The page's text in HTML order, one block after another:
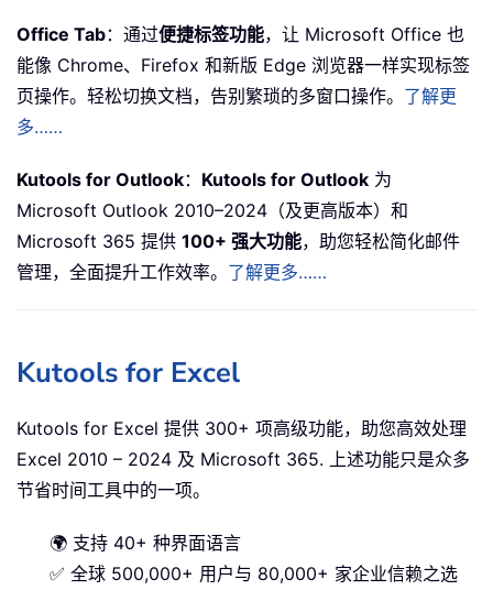
Office Tab：通过便捷标签功能，让 Microsoft Office 也
能像 Chrome、Firefox 和新版 Edge 浏览器一样实现标签
页操作。轻松切换文档，告别繁琐的多窗口操作。 了解更
多……
Kutools for Outlook： Kutools for Outlook 为
Microsoft Outlook 2010–2024（及更高版本）和
Microsoft 365 提供 100+ 强大功能，助您轻松简化邮件
管理，全面提升工作效率。 了解更多……
Kutools for Excel
Kutools for Excel 提供 300+ 项高级功能，助您高效处理
Excel 2010 – 2024 及 Microsoft 365. 上述功能只是众多
节省时间工具中的一项。
🌍 支持 40+ 种界面语言
✅ 全球 500,000+ 用户与 80,000+ 家企业信赖之选